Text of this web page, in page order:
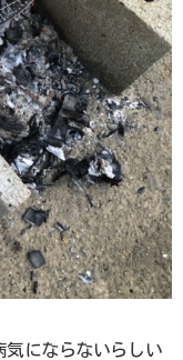
とは
ら
気にならないらしい